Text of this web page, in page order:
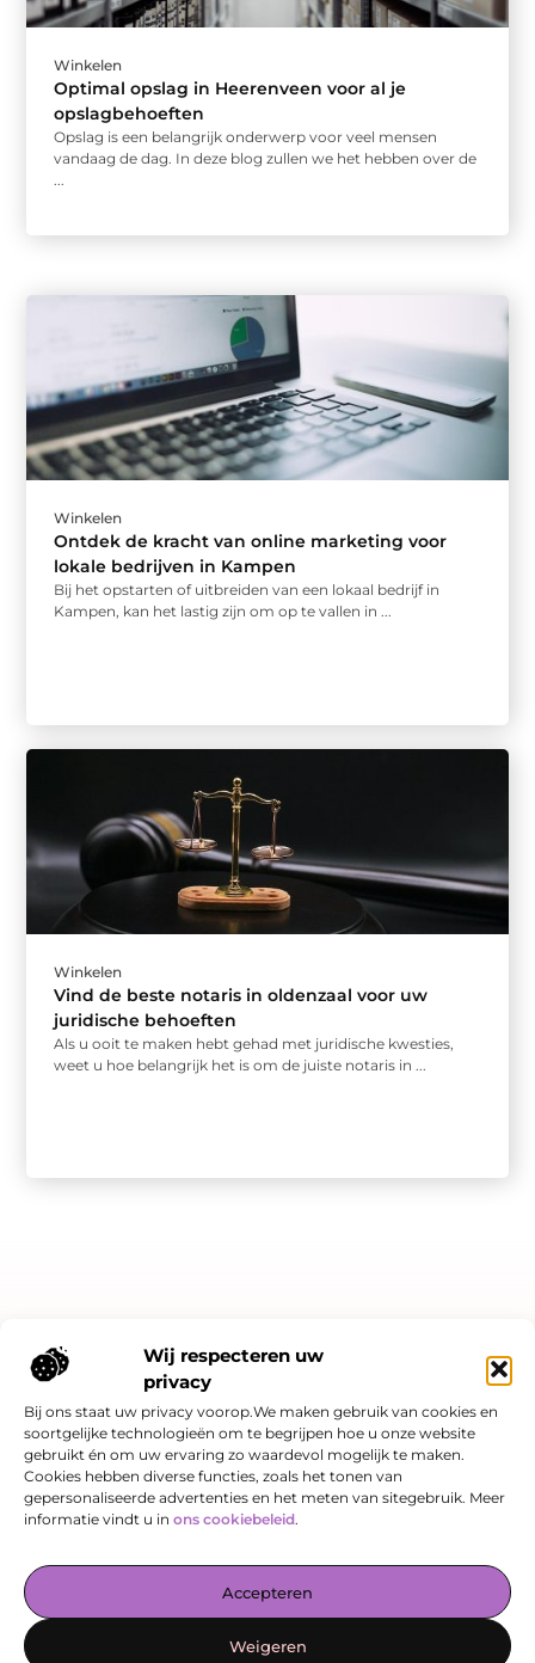
Wij respecteren uw
privacy
Bij ons staat uw privacy voorop.We maken gebruik van cookies en
soortgelijke technologieën om te begrijpen hoe u onze website
gebruikt én om uw ervaring zo waardevol mogelijk te maken.
Cookies hebben diverse functies, zoals het tonen van
gepersonaliseerde advertenties en het meten van sitegebruik. Meer
informatie vindt u in ons cookiebeleid.
Accepteren
Weigeren
Winkelen
Optimal opslag in Heerenveen voor al je
opslagbehoeften
Opslag is een belangrijk onderwerp voor veel mensen
vandaag de dag. In deze blog zullen we het hebben over de
Winkelen
Ontdek de kracht van online marketing voor
lokale bedrijven in Kampen
Bij het opstarten of uitbreiden van een lokaal bedrijf in
Kampen, kan het lastig zijn om op te vallen in ...
Winkelen
Vind de beste notaris in oldenzaal voor uw
juridische behoeften
Als u ooit te maken hebt gehad met juridische kwesties,
weet u hoe belangrijk het is om de juiste notaris in ...
— Laat je inspireren door boeiende verhalen, praktische tips en
jouw leesreis op enovate-internetmarketing.nl!
Onze informatie